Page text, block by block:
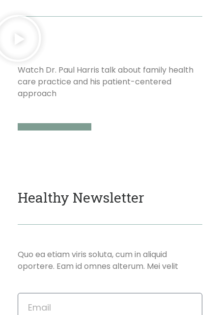
Watch Dr. Paul Harris talk about family health
care practice and his patient-centered
approach
Healthy Newsletter
Quo ea etiam viris soluta, cum in aliquid
oportere. Eam id omnes alterum. Mei velit